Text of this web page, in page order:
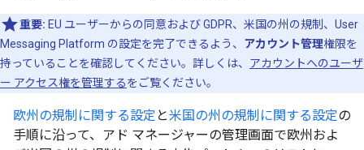
重要: EU ユーザーからの同意および GDPR、米国の州の規制、User
Messaging Platform の設定を完了できるよう、 アカウント管理権限を
持っていることを確認してください。詳しくは、 アカウントへのユーザ
ー アクセス権を管理するをご覧ください。
欧州の規制に関する設定 と米国の州の規制に関する設定の
手順に沿って、アド マネージャーの管理画面で欧州およ